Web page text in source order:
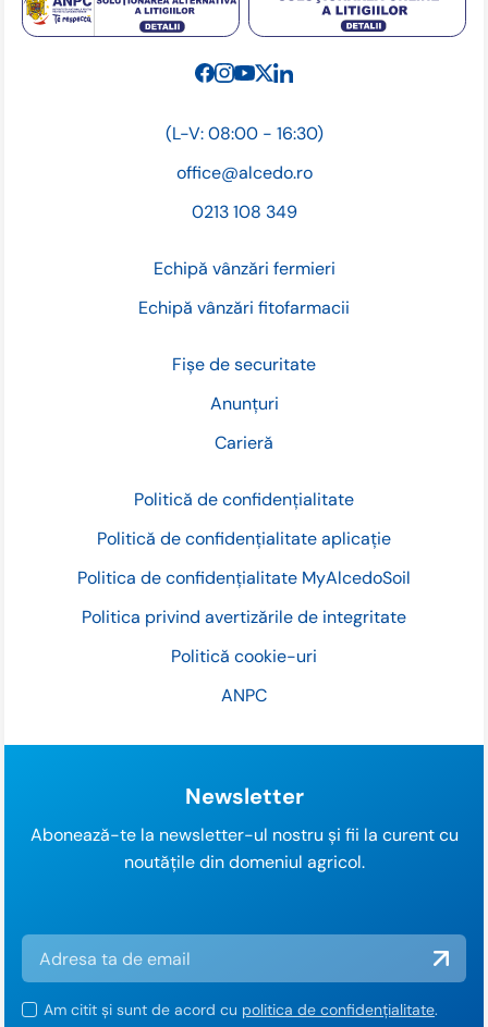
Fișe de securitate
Anunțuri
Carieră
Politică de confidențialitate
Politică de confidențialitate aplicație
Politica de confidențialitate MyAlcedoSoil
Politica privind avertizările de integritate
Politică cookie-uri
ANPC
(L-V: 08:00 - 16:30)
office@alcedo.ro
0213 108 349
Echipă vânzări fermieri
Echipă vânzări fitofarmacii
Newsletter
Abonează-te la newsletter-ul nostru și fii la curent cu
noutățile din domeniul agricol.
Am citit și sunt de acord cu politica de confidențialitate.